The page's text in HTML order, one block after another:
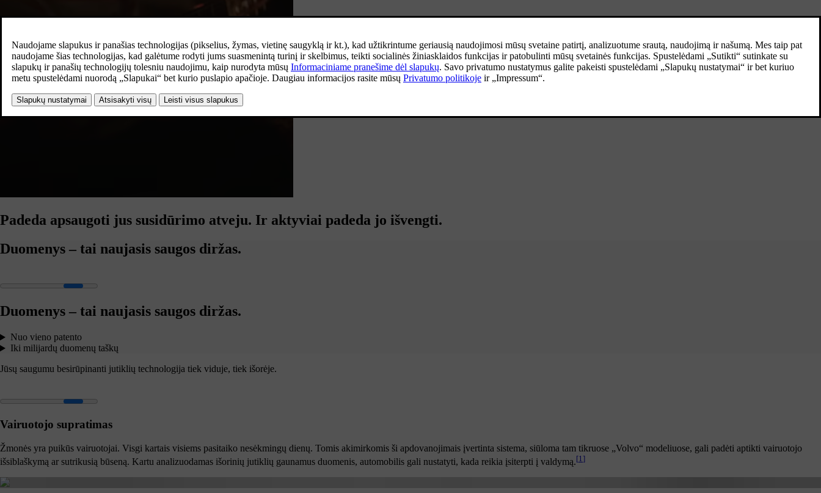
Padeda apsaugoti jus susidūrimo atveju. Ir aktyviai padeda jo išvengti.
Duomenys – tai naujasis saugos diržas.
Duomenys – tai naujasis saugos diržas.
Nuo vieno patento
Iki milijardų duomenų taškų
Jūsų saugumu besirūpinanti jutiklių technologija tiek viduje, tiek išorėje.
Vairuotojo supratimas
Žmonės yra puikūs vairuotojai. Visgi kartais visiems pasitaiko nesėkmingų dienų. Tomis akimirkomis ši apdovanojimais įvertinta sistema, siūloma tam tikruose „Volvo“ modeliuose, gali padėti aptikti vairuotojo
išsiblaškymą ar sutrikusią būseną. Kartu analizuodamas išorinių jutiklių gaunamus duomenis, automobilis gali nustatyti, kada reikia įsiterpti į valdymą.[1 ]